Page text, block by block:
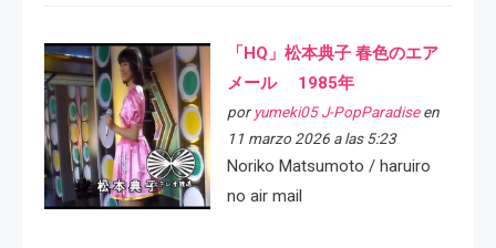
「HQ」松本典子 春色のエア
メール 1985年
por yumeki05 J-PopParadiseen
11 marzo 2026 a las 5:23
Noriko Matsumoto / haruiro
no air mail